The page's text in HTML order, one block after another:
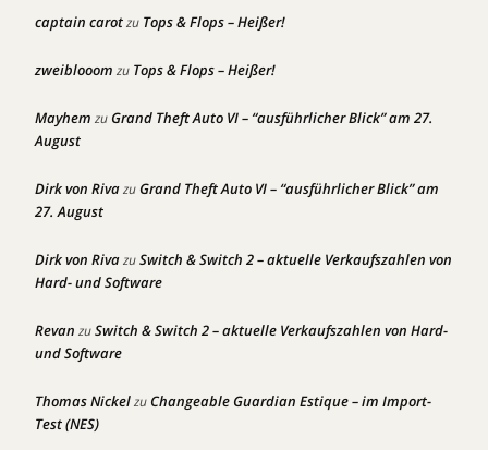
captain carotzu Tops & Flops – Heißer!
zweiblooom zu Tops & Flops – Heißer!
Mayhem zuGrand Theft Auto VI – “ausführlicher Blick” am 27.
August
Dirk von RivazuGrand Theft Auto VI – “ausführlicher Blick” am
27. August
Dirk von RivazuSwitch & Switch 2 – aktuelle Verkaufszahlen von
Hard- und Software
Revan zuSwitch & Switch 2 – aktuelle Verkaufszahlen von Hard-
und Software
Thomas NickelzuChangeable Guardian Estique – im Import-
Test (NES)